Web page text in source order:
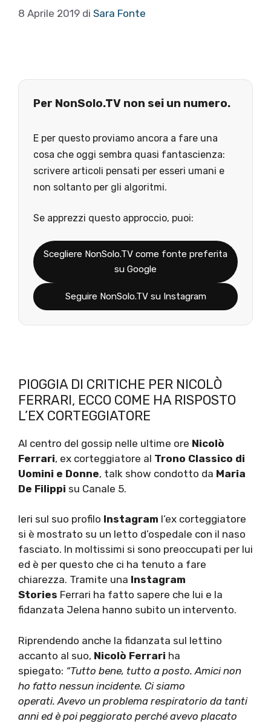
8 Aprile 2019 di Sara Fonte
Per NonSolo.TV non sei un numero.
E per questo proviamo ancora a fare una
cosa che oggi sembra quasi fantascienza:
scrivere articoli pensati per esseri umani e
non soltanto per gli algoritmi.
Se apprezzi questo approccio, puoi:
Scegliere NonSolo.TV come fonte preferita
su Google
Seguire NonSolo.TV su Instagram
PIOGGIA DI CRITICHE PER NICOLÒ
FERRARI, ECCO COME HA RISPOSTO
L’EX CORTEGGIATORE
Al centro del gossip nelle ultime ore Nicolò
Ferrari, ex corteggiatore al Trono Classico di
Uomini e Donne, talk show condotto da Maria
De Filippi su Canale 5.
Ieri sul suo profilo Instagram l’ex corteggiatore
si è mostrato su un letto d’ospedale con il naso
fasciato. In moltissimi si sono preoccupati per lui
ed è per questo che ci ha tenuto a fare
chiarezza. Tramite una Instagram
Stories Ferrari ha fatto sapere che lui e la
fidanzata Jelena hanno subito un intervento.
Riprendendo anche la fidanzata sul lettino
accanto al suo, Nicolò Ferrari ha
spiegato: “Tutto bene, tutto a posto. Amici non
ho fatto nessun incidente. Ci siamo
operati. Avevo un problema respiratorio da tanti
anni ed è poi peggiorato perché avevo placato